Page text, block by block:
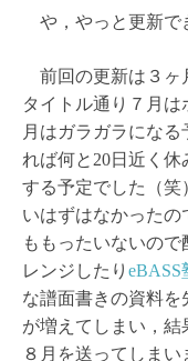
や，やっと更新
前回の更新は３ヶ
タイトル通り７月
月はガラガラにな
れば何と20日近く
する予定でした（笑
いはずはなかった
ももったいないので
レンジしたり eBASS
な譜面書きの資料を
が増えてしまい，
８月を送ってしま